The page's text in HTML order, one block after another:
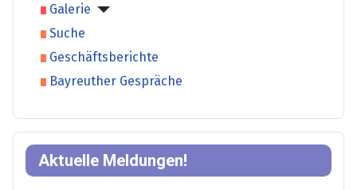
Galerie
Suche
Geschäftsberichte
Bayreuther Gespräche
Aktuelle Meldungen!